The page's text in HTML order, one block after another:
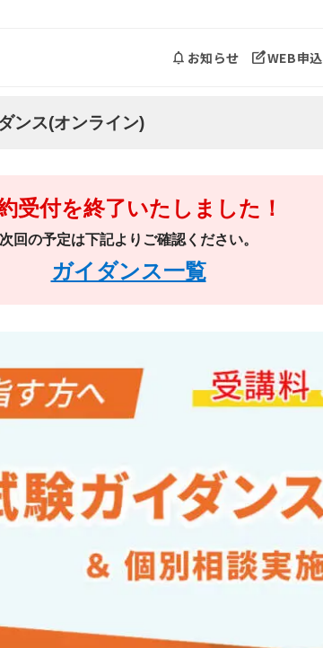
お知らせ WEB申込
ンス(オンライン)
受付を終了いたしました！
次回の予定は下記よりご確認ください。
ガイダンス一覧